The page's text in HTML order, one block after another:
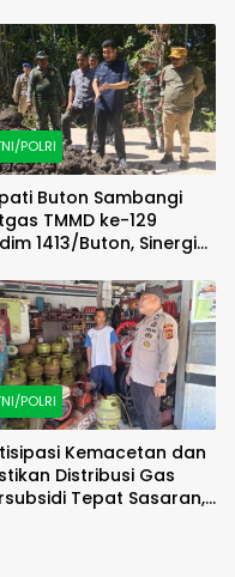
POLRI
Buton Sambangi
TMMD ke-129
1413/Buton, Sinergi
POLRI
Kemacetan dan
Distribusi Gas
Tepat Sasaran,